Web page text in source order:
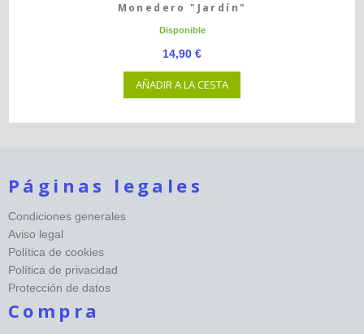
Monedero "Jardín"
Disponible
14,90 €
AÑADIR A LA CESTA
Páginas legales
Condiciones generales
Aviso legal
Política de cookies
Política de privacidad
Protección de datos
Compra